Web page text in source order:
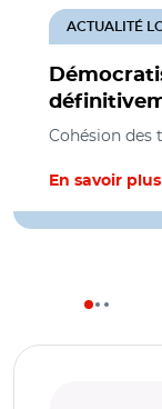
ACTUALITÉ
Cohésion des
En savoir plus